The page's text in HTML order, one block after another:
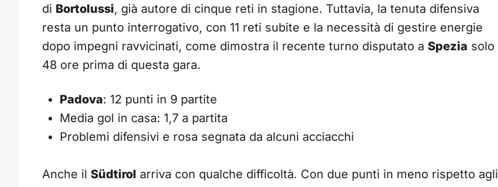
di Bortolussi, già autore di cinque reti in stagione. Tuttavia, la tenuta difensiva
resta un punto interrogativo, con 11 reti subite e la necessità di gestire energie
dopo impegni ravvicinati, come dimostra il recente turno disputato a Spezia solo
48 ore prima di questa gara.
Padova: 12 punti in 9 partite
Media gol in casa: 1,7 a partita
Problemi difensivi e rosa segnata da alcuni acciacchi
Anche il Südtirol arriva con qualche difficoltà. Con due punti in meno rispetto agli